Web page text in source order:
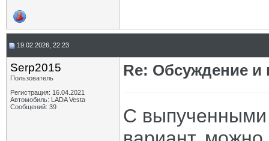
19.02.2026, 22:23
Serp2015
Пользователь
Регистрация: 16.04.2021
Автомобиль: LADA Vesta
Сообщений: 39
Re: Обсуждение
С выпученными